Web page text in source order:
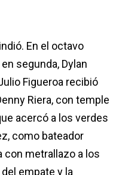
En el octavo
segunda, Dylan
Figueroa recibió
Riera, con temple
acercó a los verdes
como bateador
con metrallazo a los
empate y la